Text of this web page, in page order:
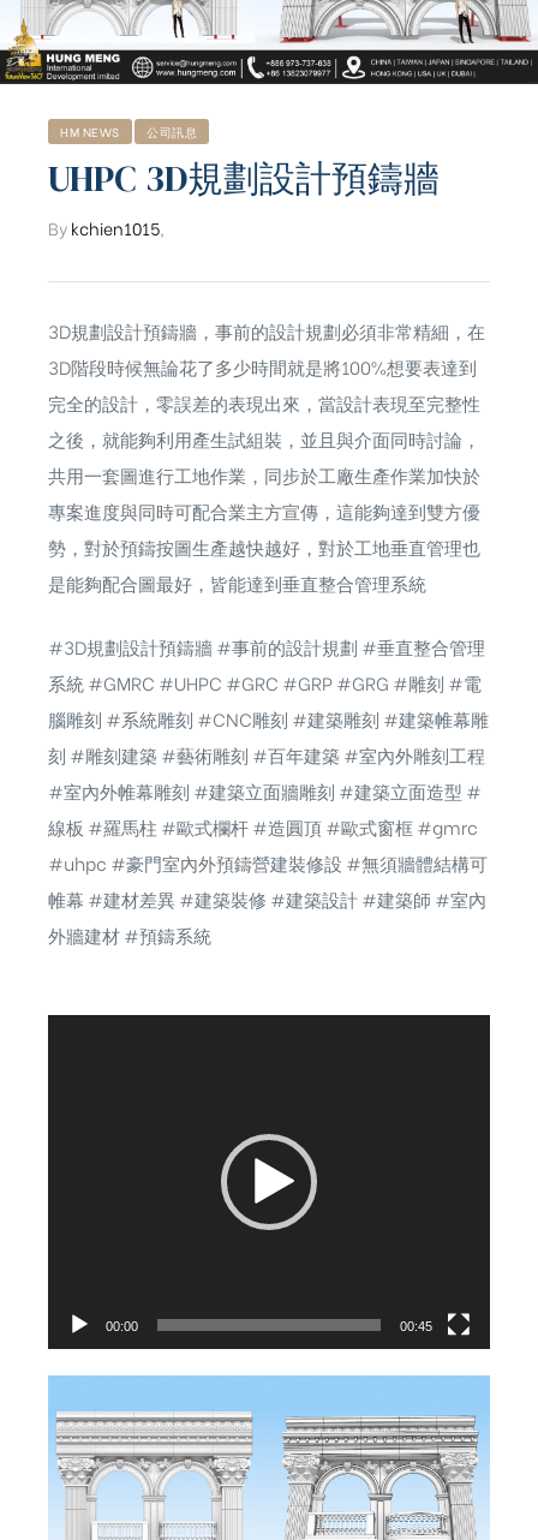
HM NEWS 公司訊息
UHPC 3D規劃設計預鑄牆
Bykchien1015
3D規劃設計預鑄牆，事前的設計規劃必須非常精細，在
3D階段時候無論花了多少時間就是將100%想要表達到
完全的設計，零誤差的表現出來，當設計表現至完整性
之後，就能夠利用產生試組裝，並且與介面同時討論，
共用一套圖進行工地作業，同步於工廠生產作業加快於
專案進度與同時可配合業主方宣傳，這能夠達到雙方優
勢，對於預鑄按圖生產越快越好，對於工地垂直管理也
是能夠配合圖最好，皆能達到垂直整合管理系統
#3D規劃設計預鑄牆 #事前的設計規劃 #垂直整合管理
系統 #GMRC #UHPC #GRC #GRP #GRG #雕刻 #電
腦雕刻 #系統雕刻 #CNC雕刻 #建築雕刻 #建築帷幕雕
刻 #雕刻建築 #藝術雕刻 #百年建築 #室內外雕刻工程
#室內外帷幕雕刻 #建築立面牆雕刻 #建築立面造型 #
線板 #羅馬柱 #歐式欄杆 #造圓頂 #歐式窗框 #gmrc
#uhpc #豪門室內外預鑄營建裝修設 #無須牆體結構可
帷幕 #建材差異 #建築裝修 #建築設計 #建築師 #室內
外牆建材 #預鑄系統
00:00 00:45